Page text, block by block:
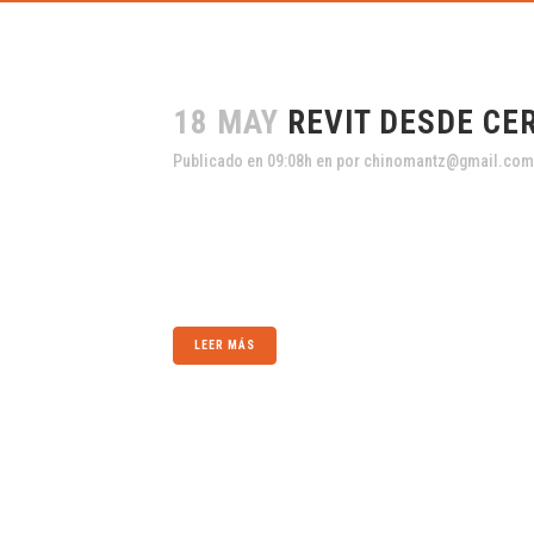
18 MAY REVIT DESDE
Publicado en 09:08h en por chinomantz@gmail.com
LEER MÁS